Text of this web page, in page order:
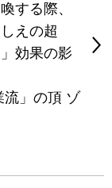
する際、
えの超
効果の影
流」の頂 ゾ